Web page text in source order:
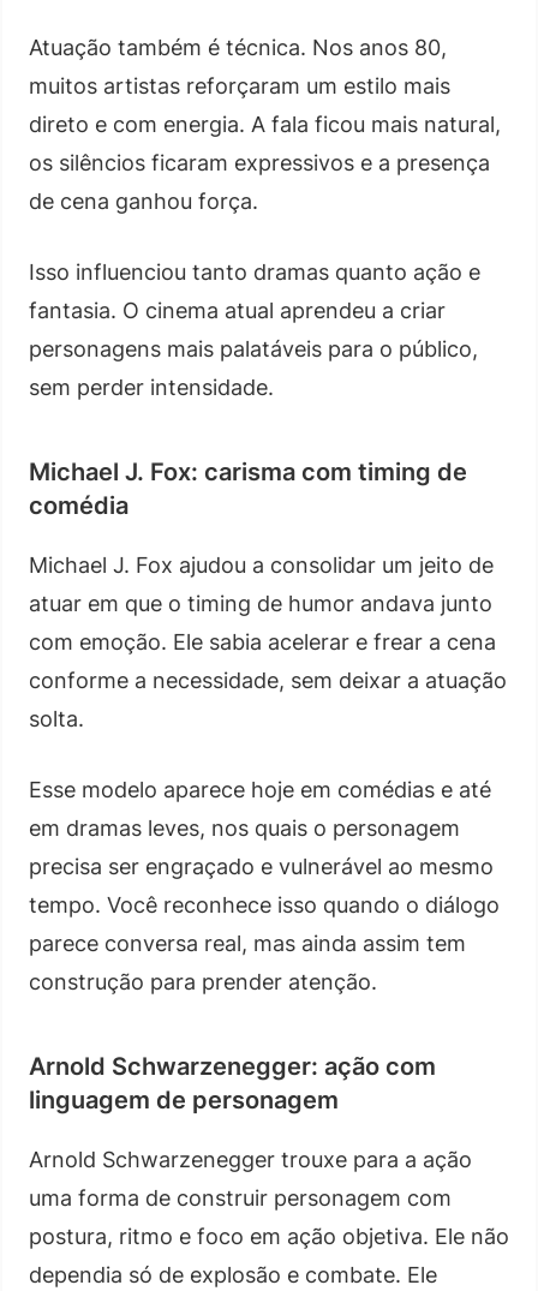
Atuação também é técnica. Nos anos 80,
muitos artistas reforçaram um estilo mais
direto e com energia. A fala ficou mais natural,
os silêncios ficaram expressivos e a presença
de cena ganhou força.
Isso influenciou tanto dramas quanto ação e
fantasia. O cinema atual aprendeu a criar
personagens mais palatáveis para o público,
sem perder intensidade.
Michael J. Fox: carisma com timing de
comédia
Michael J. Fox ajudou a consolidar um jeito de
atuar em que o timing de humor andava junto
com emoção. Ele sabia acelerar e frear a cena
conforme a necessidade, sem deixar a atuação
solta.
Esse modelo aparece hoje em comédias e até
em dramas leves, nos quais o personagem
precisa ser engraçado e vulnerável ao mesmo
tempo. Você reconhece isso quando o diálogo
parece conversa real, mas ainda assim tem
construção para prender atenção.
Arnold Schwarzenegger: ação com
linguagem de personagem
Arnold Schwarzenegger trouxe para a ação
uma forma de construir personagem com
postura, ritmo e foco em ação objetiva. Ele não
dependia só de explosão e combate. Ele